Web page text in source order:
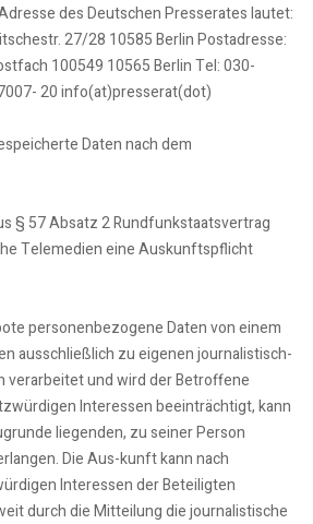
des Deutschen Presserates lautet:
27/28 10585 Berlin Postadresse:
100549 10565 Berlin Tel: 030-
20 info(at)presserat(dot)
Daten nach dem
§ 57 Absatz 2 Rundfunkstaatsvertrag
Telemedien eine Auskunftspflicht
personenbezogene Daten von einem
ausschließlich zu eigenen journalistisch-
verarbeitet und wird der Betroffene
Interessen beeinträchtigt, kann
liegenden, zu seiner Person
Die Aus-kunft kann nach
Interessen der Beteiligten
durch die Mitteilung die journalistische